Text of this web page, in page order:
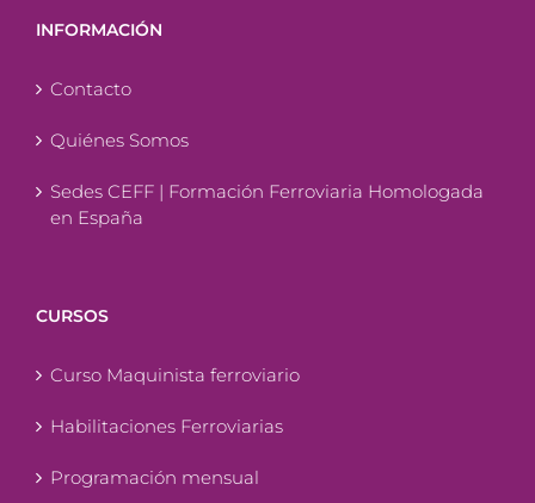
INFORMACIÓN
Contacto
Quiénes Somos
Sedes CEFF | Formación Ferroviaria Homologada
en España
CURSOS
Curso Maquinista ferroviario
Habilitaciones Ferroviarias
Programación mensual